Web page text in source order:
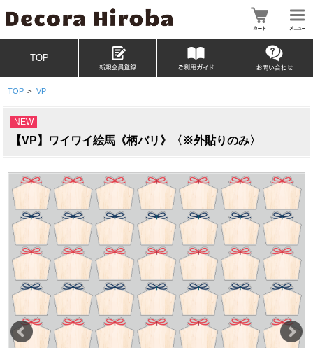
TOP
TOP > VP
NEW
【VP】ワイワイ絵馬《柄バリ》〈※外貼りのみ〉